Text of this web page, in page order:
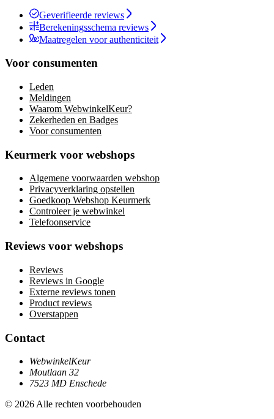
Geverifieerde reviews
Berekeningsschema reviews
Maatregelen voor authenticiteit
Voor consumenten
Leden
Meldingen
Waarom WebwinkelKeur?
Zekerheden en Badges
Voor consumenten
Keurmerk voor webshops
Algemene voorwaarden webshop
Privacyverklaring opstellen
Goedkoop Webshop Keurmerk
Controleer je webwinkel
Telefoonservice
Reviews voor webshops
Reviews
Reviews in Google
Externe reviews tonen
Product reviews
Overstappen
Contact
WebwinkelKeur
Moutlaan 32
7523 MD Enschede
© 2026 Alle rechten voorbehouden